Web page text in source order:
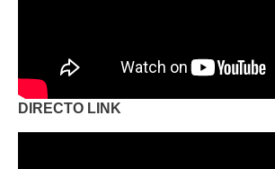
DIRECTO LINK